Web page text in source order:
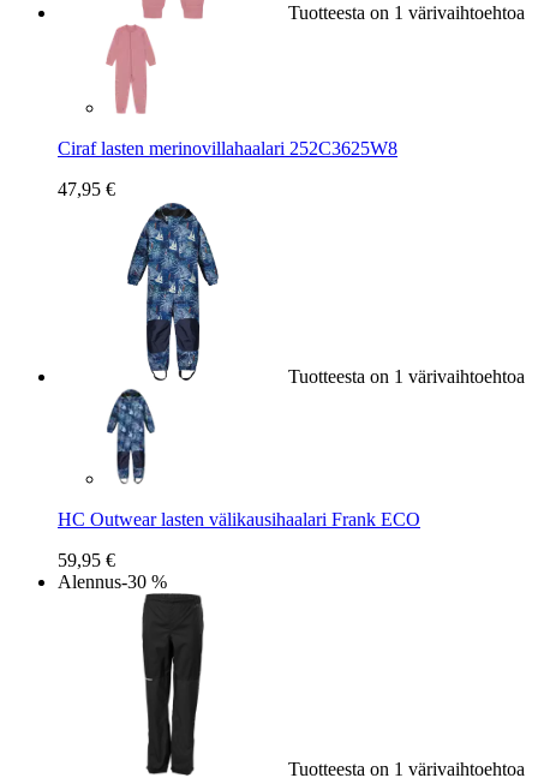
Tuotteesta on 1 värivaihtoehtoa
Ciraf lasten merinovillahaalari 252C3625W8
47,95 €
Tuotteesta on 1 värivaihtoehtoa
HC Outwear lasten välikausihaalari Frank ECO
59,95 €
Alennus-30 %
Tuotteesta on 1 värivaihtoehtoa